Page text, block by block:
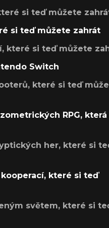
si teď můžete
si teď můžete zahrát
které si teď můžete
Switch
které si teď
RPG, která
her, které si
které si teď
světem, které si